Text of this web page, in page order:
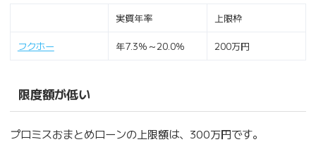
実質年率 上限枠
フクホー 年7.3％～20.0％ 200万円
限度額が低い
プロミスおまとめローンの上限額は、300万円です。